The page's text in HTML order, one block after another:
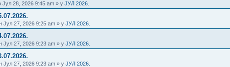
Јул 28, 2026 9:45 am » у ЈУЛ 2026.
Јул 27, 2026 9:25 am » у ЈУЛ 2026.
Јул 27, 2026 9:23 am » у ЈУЛ 2026.
Јул 27, 2026 9:23 am » у ЈУЛ 2026.